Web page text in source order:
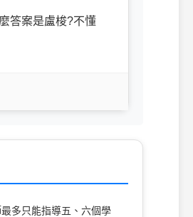
答案是盧梭?不懂
最多只能指導五、六個學